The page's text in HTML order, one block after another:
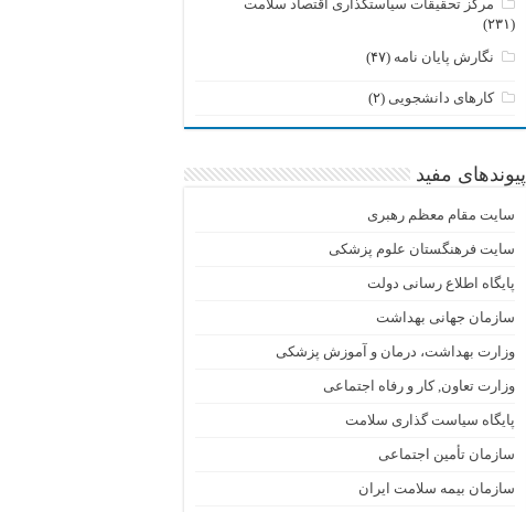
مرکز تحقیقات سیاستگذاری اقتصاد سلامت
(۲۳۱)
نگارش پایان نامه (۴۷)
کارهای دانشجویی (۲)
پیوندهای مفید
سایت مقام معظم رهبری
سایت فرهنگستان علوم پزشکی
پایگاه اطلاع رسانی دولت
سازمان جهانی بهداشت
وزارت بهداشت، درمان و آموزش پزشکی
وزارت تعاون, کار و رفاه اجتماعی
پایگاه سیاست گذاری سلامت
سازمان تأمین اجتماعی
سازمان بیمه سلامت ایران